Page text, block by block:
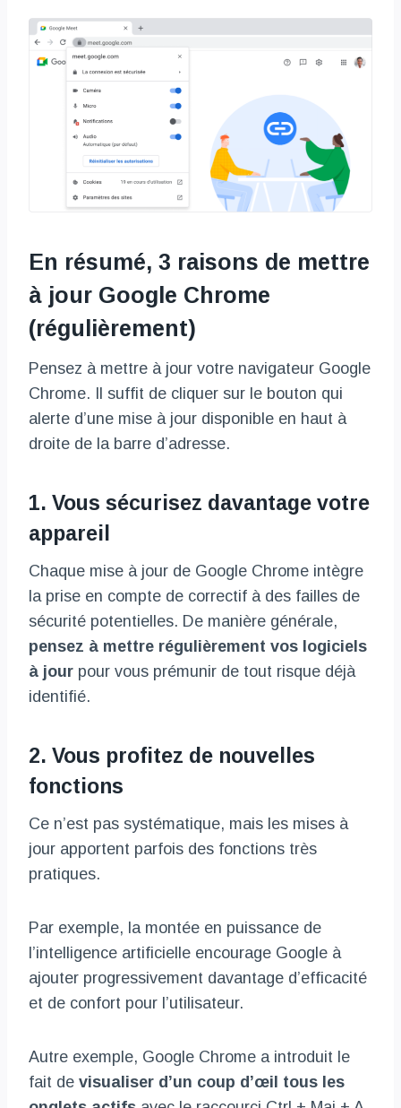
En résumé, 3 raisons de mettre
à jour Google Chrome
(régulièrement)
Pensez à mettre à jour votre navigateur Google
Chrome. Il suffit de cliquer sur le bouton qui
alerte d’une mise à jour disponible en haut à
droite de la barre d’adresse.
1. Vous sécurisez davantage votre
appareil
Chaque mise à jour de Google Chrome intègre
la prise en compte de correctif à des failles de
sécurité potentielles. De manière générale,
pensez à mettre régulièrement vos logiciels
à jour pour vous prémunir de tout risque déjà
identifié.
2. Vous profitez de nouvelles
fonctions
Ce n’est pas systématique, mais les mises à
jour apportent parfois des fonctions très
pratiques.
Par exemple, la montée en puissance de
l’intelligence artificielle encourage Google à
ajouter progressivement davantage d’efficacité
et de confort pour l’utilisateur.
Autre exemple, Google Chrome a introduit le
fait de visualiser d’un coup d’œil tous les